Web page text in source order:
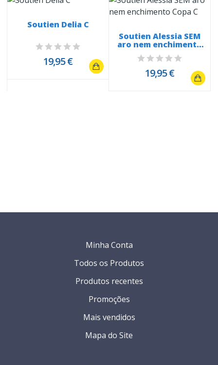
Soutien Delia C
19,95 €
Soutien Alessia SEM
aro nem enchimento
Copa C
19,95 €
Minha Conta
Todos os Produtos
Produtos recentes
Promoções
Mais vendidos
Mapa do Site